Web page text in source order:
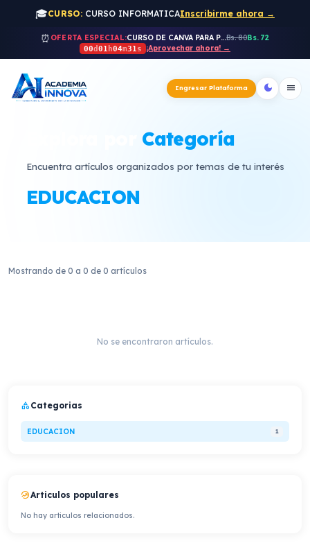
🎓CURSO:CURSO INFORMATICAInscribirme ahora →
⏰ OFERTA ESPECIAL: CURSO DE CANVA PARA PROFESORESBs. 80Bs. 72
00d01 h04m31 s ¡Aprovechar ahora! →
Ingresar Plataforma dark_mode menu
Categoría
Encuentra artículos organizados por temas de tu interés
EDUCACION
Mostrando de 0 a 0 de 0 artículos
No se encontraron artículos.
category Categorias
EDUCACION 1
whatshotArticulos populares
No hay articulos relacionados.